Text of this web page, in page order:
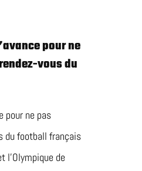
pour ne
vous du
pour ne pas
du football français
l’Olympique de